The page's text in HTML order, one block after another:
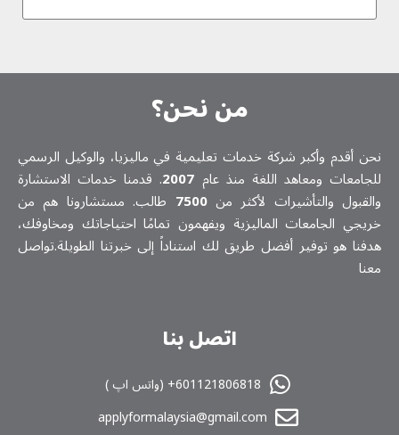
من نحن؟
نحن أقدم وأكبر شركة خدمات تعلیمیة في ماليزيا، والوكيل الرسمي
للجامعات ومعاهد اللغة منذ عام 2007. قدمنا خدمات الاستشارة
والقبول والتأشيرات لأكثر من7500 طالب. مستشارونا هم من
خريجي الجامعات الماليزية ويفهمون تمامًا احتياجاتك ومخاوفك،
هدفنا هو توفير أفضل طريق لك استناداً إلى خبرتنا الطويلة.تواصل
معنا
اتصل بنا
601121806818+ (واتس اپ )
applyformalaysia@gmail.com